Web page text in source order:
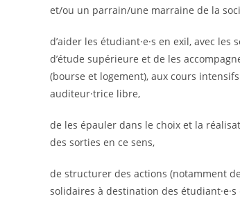
et/ou un parrain/une marraine de la
d’aider les étudiant·e·s en exil, avec
d’étude supérieure et de les
(bourse et logement), aux cours
auditeur·trice libre,
de les épauler dans le choix et la
des sorties en ce sens,
de structurer des actions (notamment
solidaires à destination des